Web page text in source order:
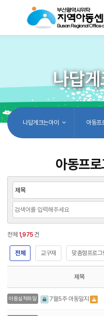
나답
나답게크는아이 아동프
아동프
전체 1,975 건
전체 교구재 맞춤형프로그
제목
아동실적파일 7월5주 아동일지